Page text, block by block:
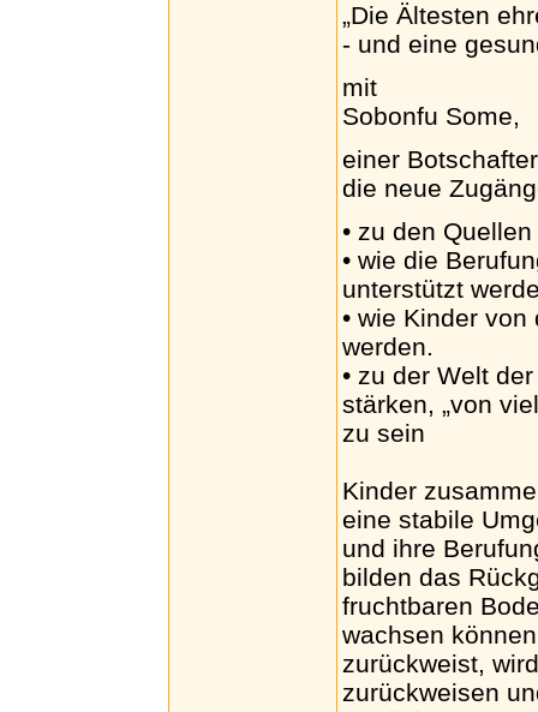
„Die Ältesten
- und eine
mit
Sobonfu Some,
einer
die neue
• zu den
• wie die
unterstützt
• wie Kinder
werden.
• zu der Welt
stärken, „von
zu sein
Kinder
eine stabile
und ihre
bilden das
fruchtbaren
wachsen
zurückweist,
zurückweisen